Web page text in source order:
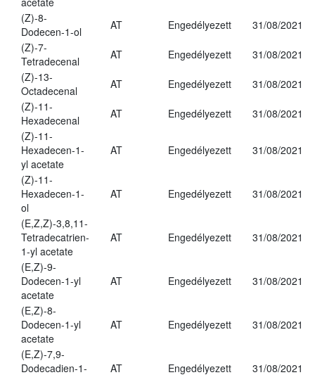
(Z)-8-
Dodecen-1-ol
AT Engedélyezett
31/08/2021
(Z)-7-
Tetradecenal
AT Engedélyezett
31/08/2021
(Z)-13-
Octadecenal
AT Engedélyezett
31/08/2021
(Z)-11-
Hexadecenal
AT Engedélyezett
31/08/2021
(Z)-11-
Hexadecen-1-
yl acetate
AT Engedélyezett 31/08/2021
(Z)-11-
Hexadecen-1-
ol
AT Engedélyezett 31/08/2021
(E,Z,Z)-3,8,11-
Tetradecatrien-
1-yl acetate
AT Engedélyezett 31/08/2021
(E,Z)-9-
Dodecen-1-yl
acetate
AT Engedélyezett 31/08/2021
(E,Z)-8-
Dodecen-1-yl
acetate
AT Engedélyezett 31/08/2021
(E,Z)-7,9-
Dodecadien-1-
AT Engedélyezett 31/08/2021